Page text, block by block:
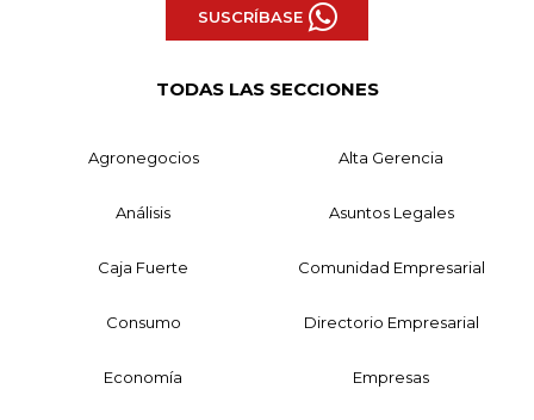
SUSCRÍBASE
TODAS LAS SECCIONES
Agronegocios Alta Gerencia
Análisis Asuntos Legales
Caja Fuerte Comunidad Empresarial
Consumo Directorio Empresarial
Economía Empresas